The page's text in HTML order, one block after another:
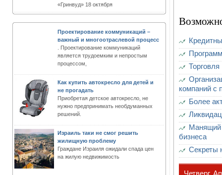
«Гринвуд» 18 октября
Проектирование коммуникаций –
важный и многоотраслевой процесс
. Проектирование коммуникаций
является трудоемким и непростым
процессом,
Как купить автокресло для детей и
не прогадать
Приобретая детское автокресло, не
нужно предпринимать необдуманных
решений.
Израиль таки не смог решить
жилищную проблему
Граждане Израиля ожидали спада цен
на жилую недвижимость
компаний с
Более
Манящий
бизнеса
Cекреты
Четверг,